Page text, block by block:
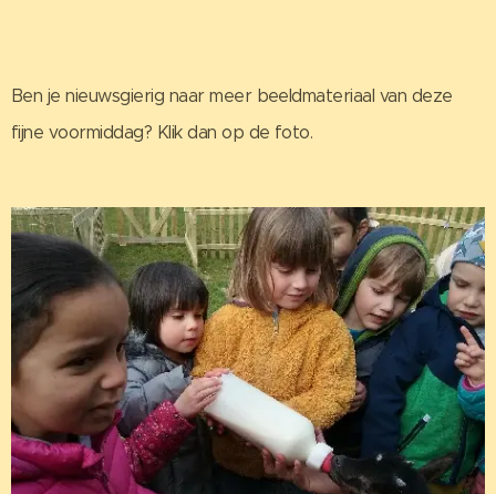
Ben je nieuwsgierig naar meer beeldmateriaal van deze
fijne voormiddag? Klik dan op de foto.